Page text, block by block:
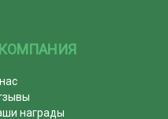
КОМПАНИЯ
награды